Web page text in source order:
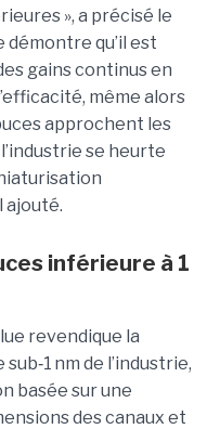
», a précisé le
qu’il est
gains continus en
même alors
approchent les
se heurte
ajouté.
inférieure à 1
revendique la
sub‑1 nm de l’industrie,
basée sur une
des canaux et